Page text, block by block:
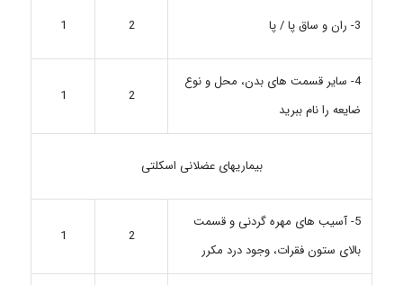
3- ران و ساق پا / پا 2
1
4- سایر قسمت های بدن، محل و نوع
ضایعه را نام ببرید
2
1
بیماریهای عضلانی اسکلتی
5- آسیب های مهره گردنی و قسمت
بالای ستون فقرات، وجود درد مکرر
2
1